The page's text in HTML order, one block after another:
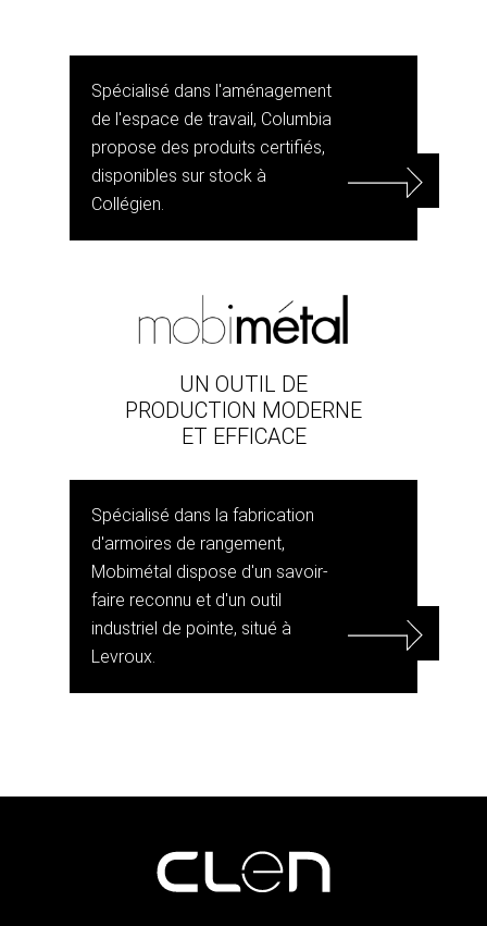
Spécialisé dans l'aménagement
de l'espace de travail, Columbia
propose des produits certifiés,
disponibles sur stock à
Collégien.
UN OUTIL DE
PRODUCTION MODERNE
ET EFFICACE
Spécialisé dans la fabrication
d'armoires de rangement,
Mobimétal dispose d'un savoir-
faire reconnu et d'un outil
industriel de pointe, situé à
Levroux.